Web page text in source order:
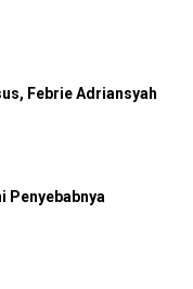
Febrie Adriansyah
Penyebabnya